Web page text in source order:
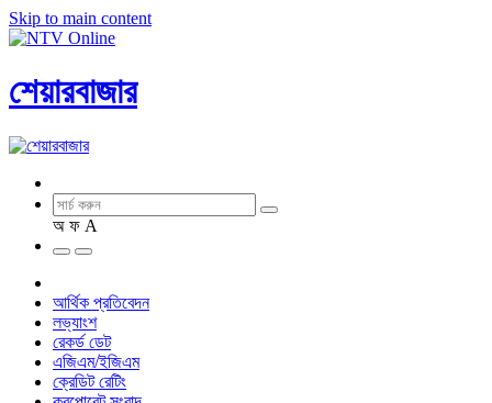
Skip to main content
শেয়ারবাজার
অ ফ A
আর্থিক প্রতিবেদন
লভ্যাংশ
রেকর্ড ডেট
এজিএম/ইজিএম
ক্রেডিট রেটিং